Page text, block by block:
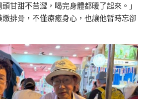
甘甜不苦澀，喝完身體都暖了起來。」
排骨，不僅療癒身心，也讓他暫時忘卻